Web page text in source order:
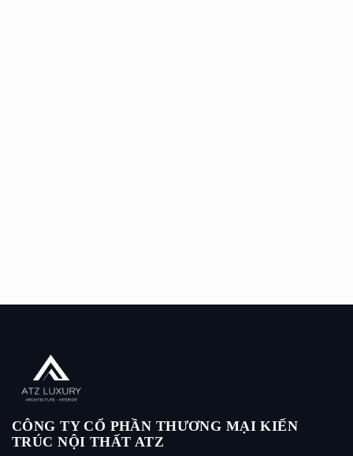
CÔNG TY CỔ PHẦN THƯƠNG MẠI KIẾN
TRÚC NỘI THẤT ATZ